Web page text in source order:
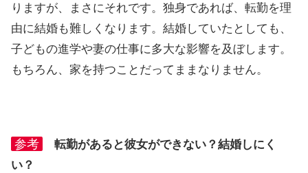
りますが、まさにそれです。独身であれば、転勤を理
由に結婚も難しくなります。結婚していたとしても、
子どもの進学や妻の仕事に多大な影響を及ぼします。
もちろん、家を持つことだってままなりません。
参考
転勤があると彼女ができない？結婚しにく
い？